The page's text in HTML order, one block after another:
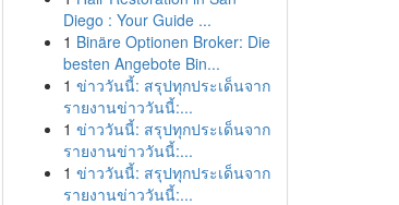
Diego : Your Guide ...
1 Binäre Optionen Broker: Die
besten Angebote Bin...
1 ข่าววันนี้: สรุปทุกประเด็นจาก
รายงานข่าววันนี้:...
1 ข่าววันนี้: สรุปทุกประเด็นจาก
รายงานข่าววันนี้:...
1 ข่าววันนี้: สรุปทุกประเด็นจาก
รายงานข่าววันนี้:...